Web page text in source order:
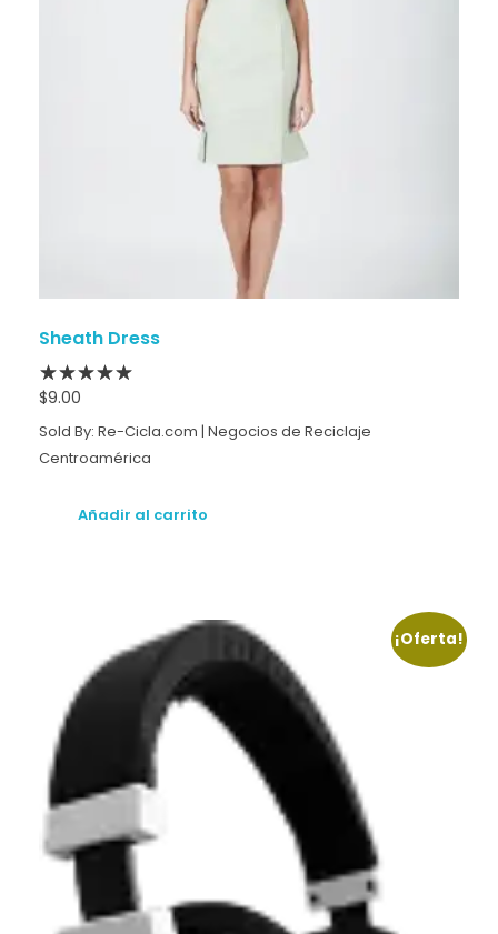
Sheath Dress
$9.00
Sold By: Re-Cicla.com | Negocios de Reciclaje
Centroamérica
Añadir al carrito
¡Oferta!